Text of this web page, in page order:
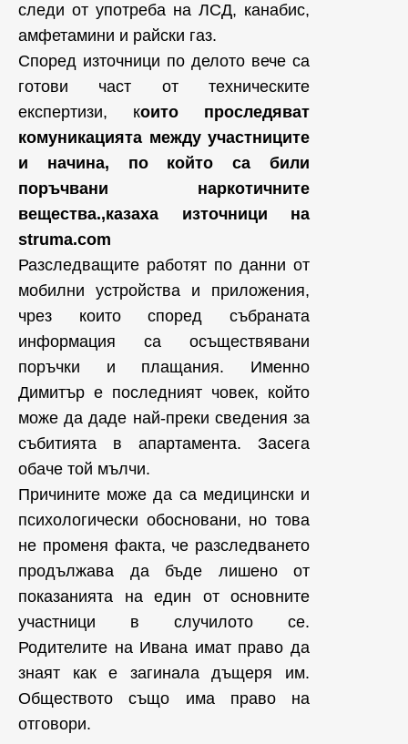
следи от употреба на ЛСД, канабис,
амфетамини и райски газ.
Според източници по делото вече са
готови част от техническите
експертизи, които проследяват
комуникацията между участниците
и начина, по който са били
поръчвани наркотичните
вещества.,казаха източници на
struma.com
Разследващите работят по данни от
мобилни устройства и приложения,
чрез които според събраната
информация са осъществявани
поръчки и плащания. Именно
Димитър е последният човек, който
може да даде най-преки сведения за
събитията в апартамента. Засега
обаче той мълчи.
Причините може да са медицински и
психологически обосновани, но това
не променя факта, че разследването
продължава да бъде лишено от
показанията на един от основните
участници в случилото се.
Родителите на Ивана имат право да
знаят как е загинала дъщеря им.
Обществото също има право на
отговори.